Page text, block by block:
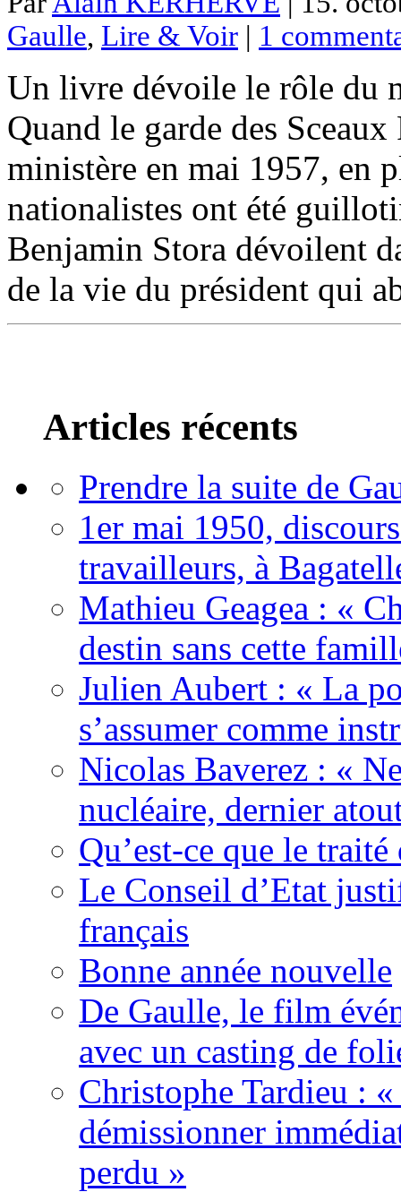
Gaulle, Lire & Voir | 1
Un livre dévoile le rôle du
Quand le garde des
ministère en mai 1957, en
nationalistes ont été
Benjamin Stora dévoilent
de la vie du président qui
Articles récents
Prendre la suite de
1er mai 1950,
travailleurs, à
Mathieu Geagea : «
destin sans cette
Julien Aubert : « La
s’assumer comme
Nicolas Baverez : «
nucléaire, dernier
Qu’est-ce que le traité
Le Conseil d’Etat
français
Bonne année nouvelle
De Gaulle, le film
avec un casting de
Christophe Tardieu : «
démissionner
perdu »